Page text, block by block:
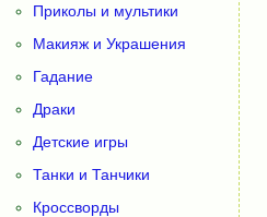
Приколы и мультики
Макияж и Украшения
Гадание
Драки
Детские игры
Танки и Танчики
Кроссворды